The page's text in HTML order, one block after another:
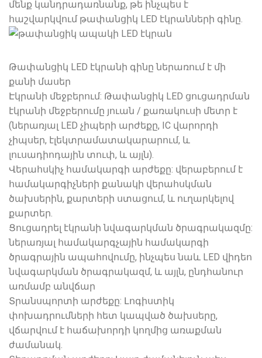
մենք կանդրադառնանք, թե ինչպես է
հաշվարկվում թափանցիկ LED էկրանների գինը.
Թափանցիկ LED էկրանի գինը ներառում է մի
քանի մասեր
Էկրանի մեջբերում: Թափանցիկ LED ցուցադրման
էկրանի մեջբերումը յուան ​​/ քառակուսի մետր է
(ներառյալ LED չիպերի արժեքը, IC վարորդի
չիպսեր, էլեկտրամատակարարում, և
լուսադիոդային տուփ, և այլն).
Վերահսկիչ համակարգի արժեքը: վերաբերում է
համակարգիչների քանակի վերահսկման
ծախսերին, քարտերի ստացում, և ուղարկելով
քարտեր.
Ցուցադրել էկրանի նվագարկման ծրագրակազմը:
ներառյալ համակարգչային համակարգի
ծրագրային ապահովումը, ինչպես նաև LED վիդեո
նվագարկման ծրագրակազմ, և այլն, ընդհանուր
առմամբ անվճար
Տրանսպորտի արժեքը: Լոգիստիկ
փոխադրումների հետ կապված ծախսերը,
վճարվում է հաճախորդի կողմից առաքման
ժամանակ.